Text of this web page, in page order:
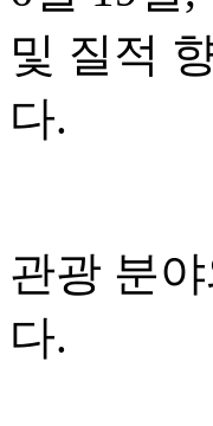
및 질적
다.
관광 분
다.